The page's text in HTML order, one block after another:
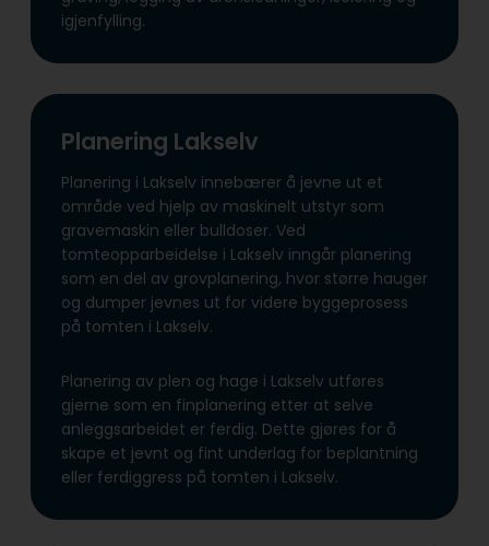
igjenfylling.
Planering Lakselv
Planering i Lakselv innebærer å jevne ut et
område ved hjelp av maskinelt utstyr som
gravemaskin eller bulldoser. Ved
tomteopparbeidelse i Lakselv inngår planering
som en del av grovplanering, hvor større hauger
og dumper jevnes ut for videre byggeprosess
på tomten i Lakselv.
Planering av plen og hage i Lakselv utføres
gjerne som en finplanering etter at selve
anleggsarbeidet er ferdig. Dette gjøres for å
skape et jevnt og fint underlag for beplantning
eller ferdiggress på tomten i Lakselv.